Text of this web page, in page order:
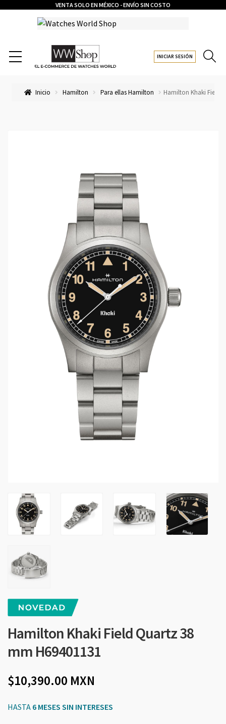
VENTA SOLO EN MÉXICO - ENVÍO SIN COSTO
INICIAR SESIÓN
Inicio Hamilton Para ellas Hamilton Hamilton Khaki Field
Hamilton Khaki Field Quartz 38
mm H69401131
10,390.00 MXN
HASTA 6 MESES SIN INTERESES